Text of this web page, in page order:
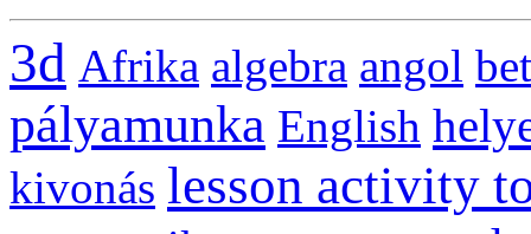
3d Afrika algebra angol
pályamunka English
kivonás lesson activity